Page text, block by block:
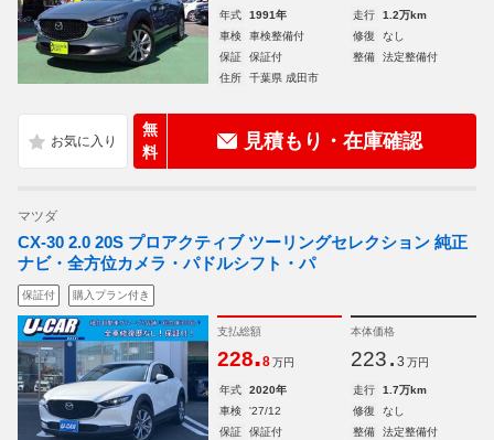
年式 1991年 走行
1.2万km
車検
車検整備付 修復
なし
保証
保証付 整備
法定整備付
住所
千葉県 成田市
無
料
見積もり・在庫確認
マツダ
CX-30 2.0 20S プロアクティブ ツーリングセレクション 純正
ナビ・全方位カメラ・パドルシフト・パ
保証付 購入プラン付き
支払総額
228.8 万円
本体価格
223. 3 万円
年式 2020年 走行
1.7万km
車検
'27/12 修復
なし
保証
保証付 整備
法定整備付